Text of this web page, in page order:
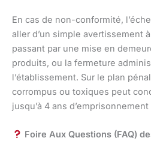
En cas de non-conformité,
aller d’un simple avertissement
passant par une mise en
produits, ou la fermeture
l’établissement. Sur le plan
corrompus ou toxiques peut
jusqu’à 4 ans
Foire Aux Questions (FAQ)